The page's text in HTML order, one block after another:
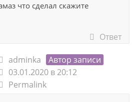
что сделал скажите
Ответ
adminka
Автор записи
03.01.2020 в 20:12
Permalink